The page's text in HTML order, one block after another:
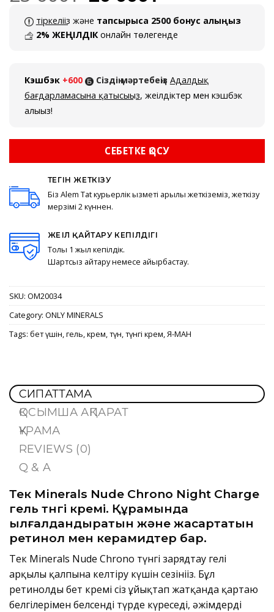
600₸. 000₸.
тіркеліңіз және тапсырысқа 2500 бонус алыңыз
2% ЖЕҢІЛДІКонлайн төлегенде
Кэшбэк +600 Сіздің мәртебеңіз Адалдық
бағдарламасына қатысыңыз, жеңілдіктер мен кэшбэк
алыңыз!
СЕБЕТКЕ ҚОСУ
ТЕГІН ЖЕТКІЗУ
Біз Alem Tat курьерлік қызметі арқылы жеткіземіз, жеткізу
мерзімі 2 күннен.
ЖЕҢІЛ ҚАЙТАРУ КЕПІЛДІГІ
Толық 1 жыл кепілдік.
Шартсыз қайтару немесе айырбастау.
SKU: OM20034
Category: ONLY MINERALS
Tags: бет үшін,гель,крем,түн,түнгі крем,Я-МАН
СИПАТТАМА
ҚОСЫМША АҚПАРАТ
ҚҰРАМА
REVIEWS (0)
Q & A
Тек Minerals Nude Chrono Night Charge
гель түнгі кремі. Құрамында
ылғалдандыратын және жасартатын
ретинол мен керамидтер бар.
Тек Minerals Nude Chrono түнгі зарядтау гелі
арқылы қалпына келтіру күшін сезініңіз. Бұл
ретинолды бет кремі сіз ұйықтап жатқанда қартаю
белгілерімен белсенді түрде күреседі, әжімдерді